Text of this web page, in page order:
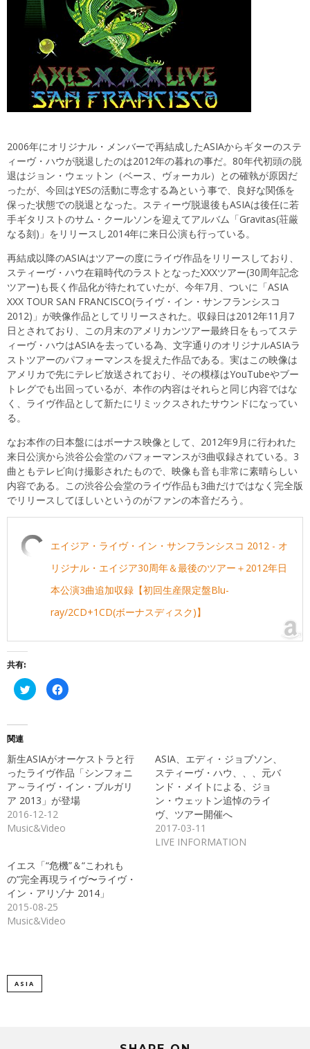
2006年にオリジナル・メンバーで再結成したASIAからギターのステ
ィーヴ・ハウが脱退したのは2012年の暮れの事だ。80年代初頭の脱
退はジョン・ウェットン（ベース、ヴォーカル）との確執が原因だ
ったが、今回はYESの活動に専念する為という事で、良好な関係を
保った状態での脱退となった。スティーヴ脱退後もASIAは後任に若
手ギタリストのサム・クールソンを迎えてアルバム「Gravitas(荘厳
なる刻)」をリリースし2014年に来日公演も行っている。
再結成以降のASIAはツアーの度にライヴ作品をリリースしており、
スティーヴ・ハウ在籍時代のラストとなったXXXツアー(30周年記念
ツアー)も長く作品化が待たれていたが、今年7月、ついに「ASIA
XXX TOUR SAN FRANCISCO(ライヴ・イン・サンフランシスコ
2012)」が映像作品としてリリースされた。収録日は2012年11月7
日とされており、この月末のアメリカンツアー最終日をもってステ
ィーヴ・ハウはASIAを去っている為、文字通りのオリジナルASIAラ
ストツアーのパフォーマンスを捉えた作品である。実はこの映像は
アメリカで先にテレビ放送されており、その模様はYouTubeやブー
トレグでも出回っているが、本作の内容はそれらと同じ内容ではな
く、ライヴ作品として新たにリミックスされたサウンドになってい
る。
なお本作の日本盤にはボーナス映像として、2012年9月に行われた
来日公演から渋谷公会堂のパフォーマンスが3曲収録されている。3
曲ともテレビ向け撮影されたもので、映像も音も非常に素晴らしい
内容である。この渋谷公会堂のライヴ作品も3曲だけではなく完全版
でリリースしてほしいというのがファンの本音だろう。
エイジア・ライヴ・イン・サンフランシスコ 2012 - オ
リジナル・エイジア30周年＆最後のツアー＋2012年日
本公演3曲追加収録【初回生産限定盤Blu-
ray/2CD+1CD(ボーナスディスク)】
共有:
ク
リ
共
有
(新
し
い
ウ
ィ
ン
ド
ウ
ま
す)
Facebook
で
リ
ッ
ク
し
て
く
い
ウ
ィ
ン
ド
ウ
き
ま
関連
新生ASIAがオーケストラと行
ったライヴ作品「シンフォニ
ア～ライヴ・イン・ブルガリ
ア 2013」が登場
2016-12-12
Music&Video
ASIA、エディ・ジョブソン、
スティーヴ・ハウ、、、元バ
ンド・メイトによる、ジョ
ン・ウェットン追悼のライ
ヴ、ツアー開催へ
2017-03-11
LIVE INFORMATION
イエス「“危機”＆“こわれも
の”完全再現ライヴ〜ライヴ・
イン・アリゾナ 2014」
2015-08-25
Music&Video
ASIA